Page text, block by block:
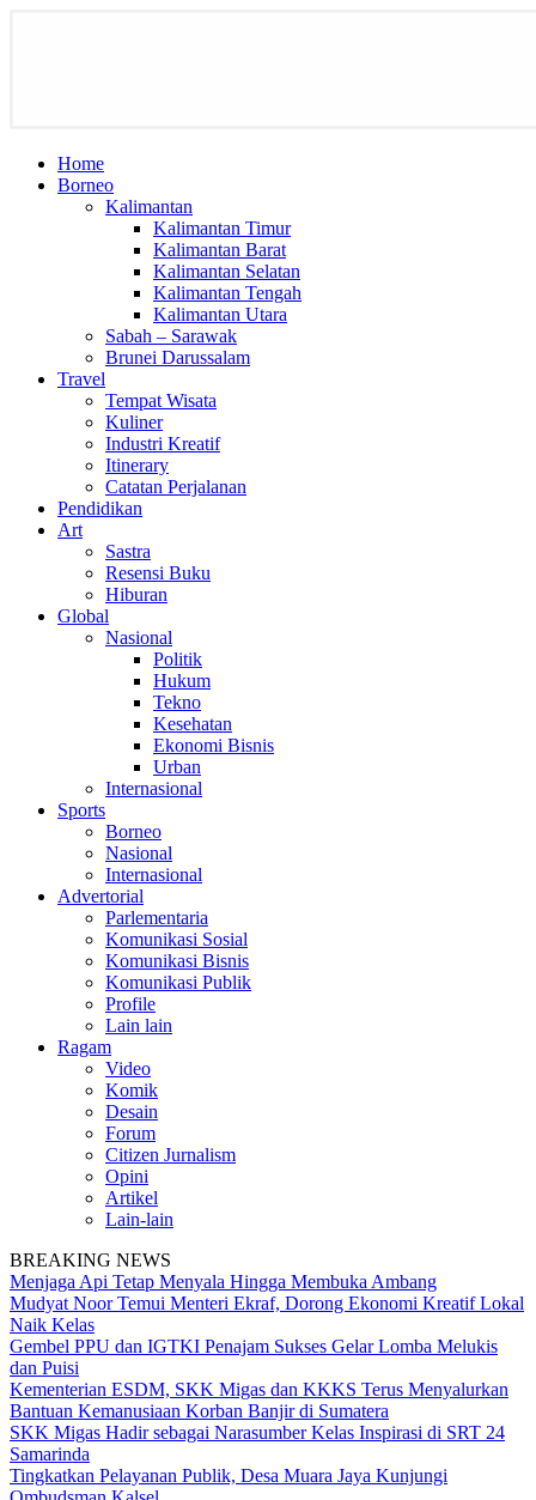
Home
Borneo
Kalimantan
Kalimantan Timur
Kalimantan Barat
Kalimantan Selatan
Kalimantan Tengah
Kalimantan Utara
Sabah – Sarawak
Brunei Darussalam
Travel
Tempat Wisata
Kuliner
Industri Kreatif
Itinerary
Catatan Perjalanan
Pendidikan
Art
Sastra
Resensi Buku
Hiburan
Global
Nasional
Politik
Hukum
Tekno
Kesehatan
Ekonomi Bisnis
Urban
Internasional
Sports
Borneo
Nasional
Internasional
Advertorial
Parlementaria
Komunikasi Sosial
Komunikasi Bisnis
Komunikasi Publik
Profile
Lain lain
Ragam
Video
Komik
Desain
Forum
Citizen Jurnalism
Opini
Artikel
Lain-lain
BREAKING NEWS
Menjaga Api Tetap Menyala Hingga Membuka Ambang
Mudyat Noor Temui Menteri Ekraf, Dorong Ekonomi Kreatif Lokal
Naik Kelas
Gembel PPU dan IGTKI Penajam Sukses Gelar Lomba Melukis
dan Puisi
Kementerian ESDM, SKK Migas dan KKKS Terus Menyalurkan
Bantuan Kemanusiaan Korban Banjir di Sumatera
SKK Migas Hadir sebagai Narasumber Kelas Inspirasi di SRT 24
Samarinda
Tingkatkan Pelayanan Publik, Desa Muara Jaya Kunjungi